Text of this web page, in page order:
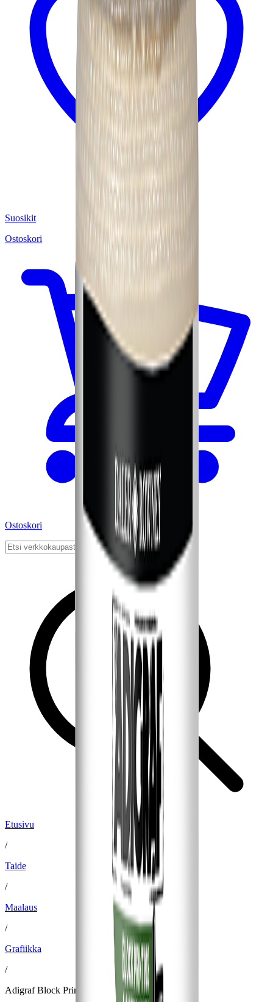
Suosikit
Ostoskori
Ostoskori
Etusivu
/
Taide
/
Maalaus
/
Grafiikka
/
Adigraf Block Printing Medium 250 ml Acrylic